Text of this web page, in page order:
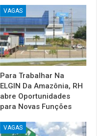
VAGAS
Para Trabalhar Na
ELGIN Da Amazônia, RH
abre Oportunidades
para Novas Funções
VAGAS